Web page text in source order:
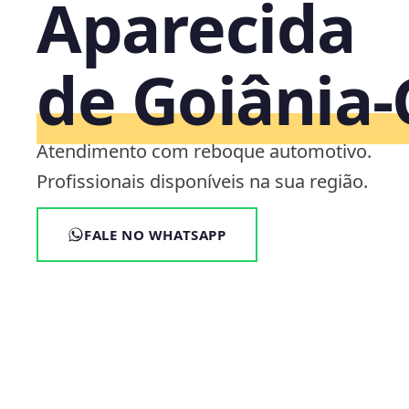
Aparecida
de
Atendimento com reboque automotivo.
Profissionais disponíveis na sua região.
FALE NO WHATSAPP